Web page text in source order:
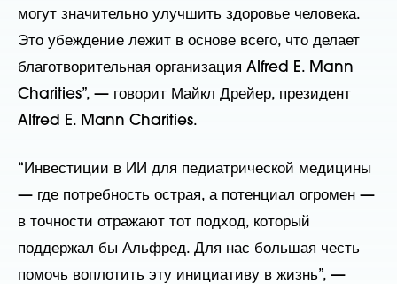
могут значительно улучшить здоровье человека.
Это убеждение лежит в основе всего, что делает
благотворительная организация Alfred E. Mann
Charities”, — говорит Майкл Дрейер, президент
Alfred E. Mann Charities.
“Инвестиции в ИИ для педиатрической медицины
— где потребность острая, а потенциал огромен —
в точности отражают тот подход, который
поддержал бы Альфред. Для нас большая честь
помочь воплотить эту инициативу в жизнь”, —